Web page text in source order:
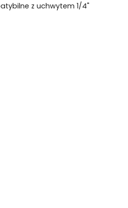
z uchwytem 1/4"